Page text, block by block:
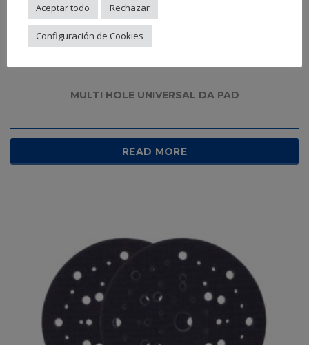
MULTI HOLE UNIVERSAL DA PAD
READ MORE
Aceptar todo Rechazar
Configuración de Cookies